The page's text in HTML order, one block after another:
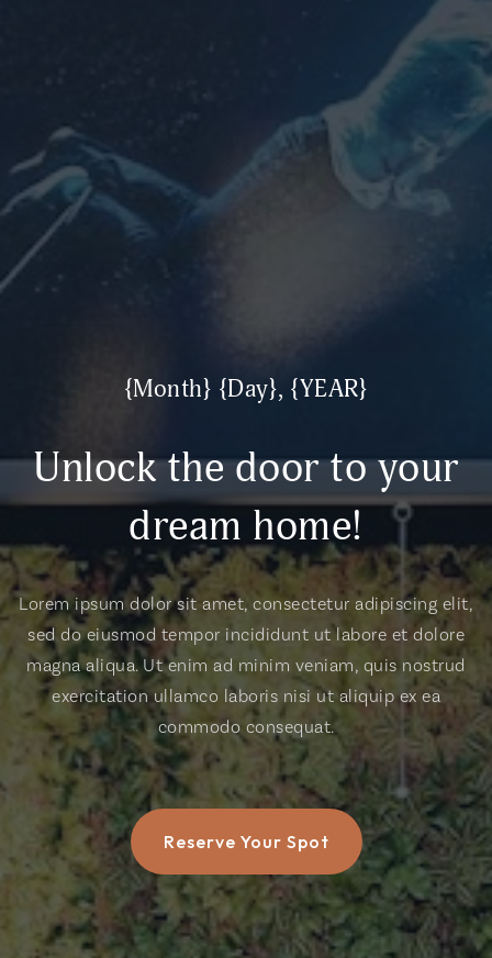
{Month} {Day}, {YEAR}
Unlock the door to your
dream home!
Lorem ipsum dolor sit amet, consectetur adipiscing elit,
sed do eiusmod tempor incididunt ut labore et dolore
magna aliqua. Ut enim ad minim veniam, quis nostrud
exercitation ullamco laboris nisi ut aliquip ex ea
commodo consequat.
Reserve Your Spot